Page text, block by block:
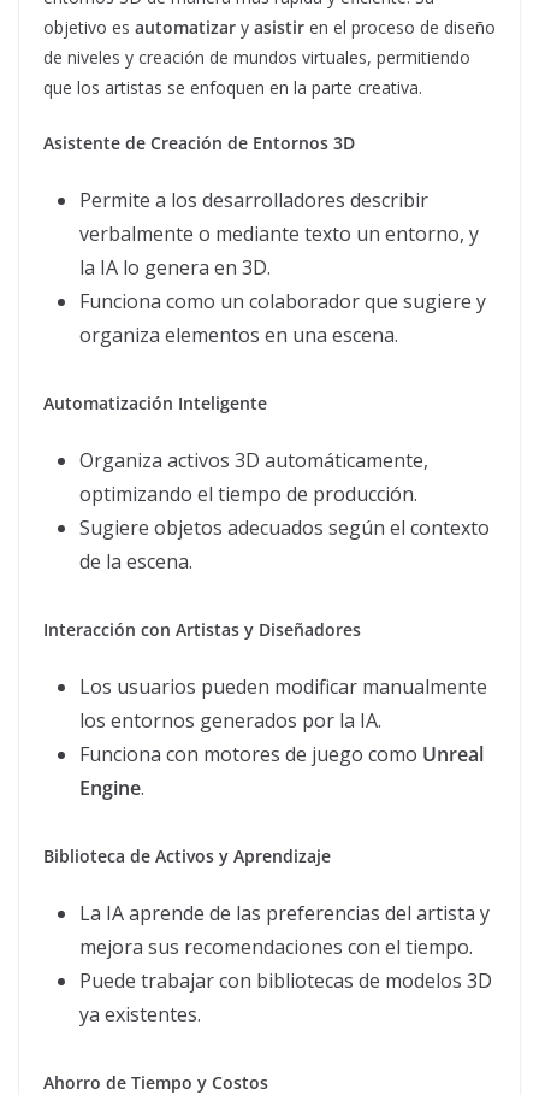
objetivo es automatizar y asistir en el proceso de diseño
de niveles y creación de mundos virtuales, permitiendo
que los artistas se enfoquen en la parte creativa.
Asistente de Creación de Entornos 3D
Permite a los desarrolladores describir
verbalmente o mediante texto un entorno, y
la IA lo genera en 3D.
Funciona como un colaborador que sugiere y
organiza elementos en una escena.
Automatización Inteligente
Organiza activos 3D automáticamente,
optimizando el tiempo de producción.
Sugiere objetos adecuados según el contexto
de la escena.
Interacción con Artistas y Diseñadores
Los usuarios pueden modificar manualmente
los entornos generados por la IA.
Funciona con motores de juego como Unreal
Engine.
Biblioteca de Activos y Aprendizaje
La IA aprende de las preferencias del artista y
mejora sus recomendaciones con el tiempo.
Puede trabajar con bibliotecas de modelos 3D
ya existentes.
Ahorro de Tiempo y Costos